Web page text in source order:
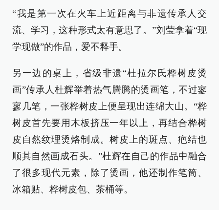
“我是第一次在火车上近距离与非遗传承人交
流、学习，这种形式太有意思了。”刘莹拿着“现
学现做”的作品，爱不释手。
另一边的桌上，省级非遗“杜拉尔氏桦树皮烫
画”传承人杜辉举着热气腾腾的烫画笔，不过寥
寥几笔，一张桦树皮上便呈现出连绵大山。“桦
树皮首先要用木板挤压一年以上，再结合桦树
皮自然纹理烫烙制成。树皮上的斑点、疤结也
顺其自然画成石头。”杜辉在自己的作品中融合
了很多现代元素，除了烫画，他还制作笔筒、
冰箱贴、桦树皮包、茶桶等。